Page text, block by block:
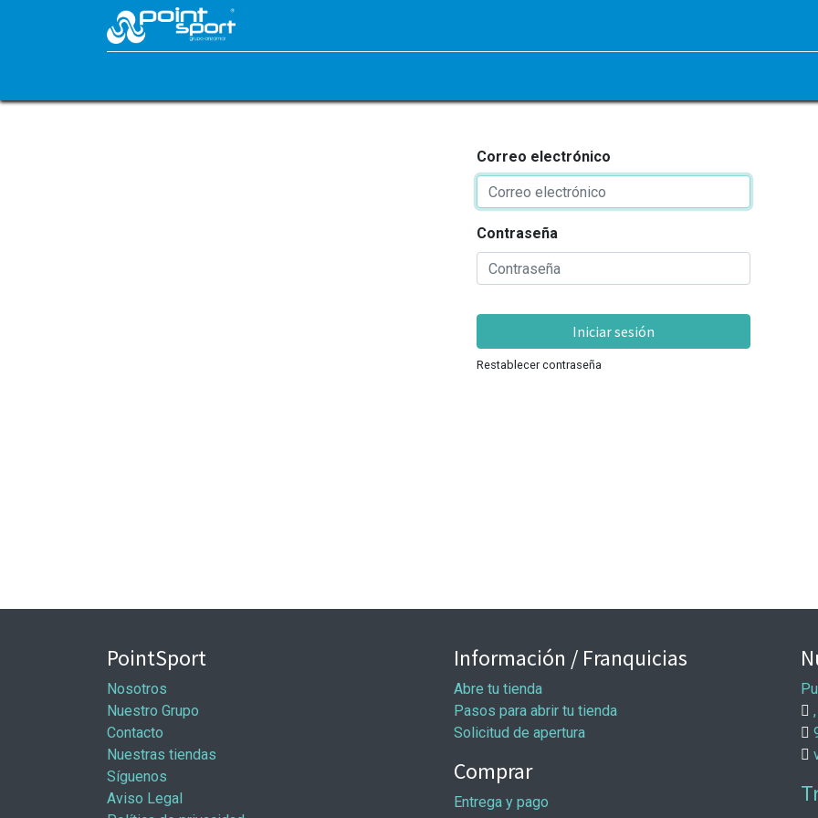
Correo electrónico
Contraseña
Iniciar sesión
Restablecer contraseña
PointSport
Nosotros
Nuestro Grupo
Contacto
Nuestras tiendas
Síguenos
Aviso Legal
Información / Franquicias
Abre tu tienda
Pasos para abrir tu tienda
Solicitud de apertura
Comprar
Entrega y pago